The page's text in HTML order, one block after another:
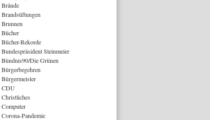
Brände
Brandstiftungen
Brunnen
Bücher
Bücher-Rekorde
Bundespräsident Steinmeier
Bündnis90/Die Grünen
Bürgerbegehren
Bürgermeister
CDU
Christliches
Computer
Corona-Pandemie